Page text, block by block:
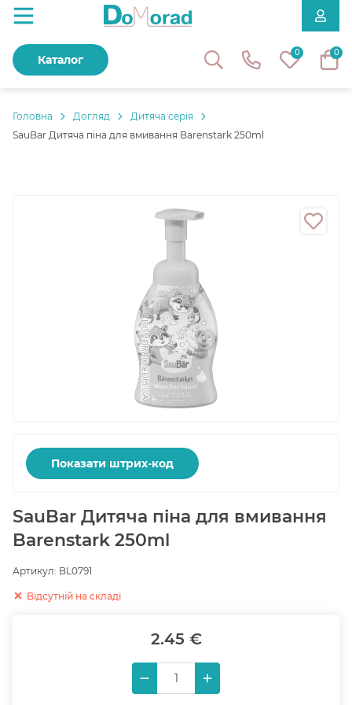
0 0
Каталог
Головнa Догляд
Дитяча серія
SauBar Дитяча піна для вмивання Barenstark 250ml
Показати штрих-код
SauBar Дитяча піна для вмивання
Barenstark 250ml
Артикул: BL0791
Відсутній на складі
2.45 €